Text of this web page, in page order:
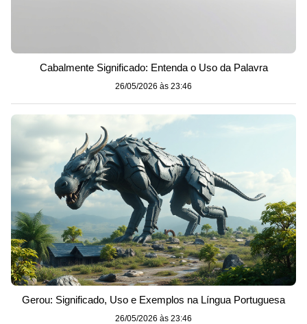
Cabalmente Significado: Entenda o Uso da Palavra
26/05/2026 às 23:46
Gerou: Significado, Uso e Exemplos na Língua Portuguesa
26/05/2026 às 23:46